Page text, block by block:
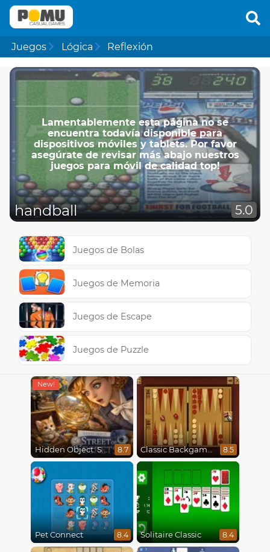
Juegos Lógica Reflexión
Lamentablemente esta página no se
encuentra todavía disponible para
dispositivos móviles y tablets. Por favor
asegúrate de revisar más abajo nuestros
juegos para móvil de calidad top!
handball 5.0
Juegos de Bolas
Juegos de Memoria
Juegos de Escape
Juegos de Puzzle
Hidden Object: Street Of Secrets 8.7 Classic Backgammon 8.5
Pet Connect 8.4 Solitaire Classic 8.4